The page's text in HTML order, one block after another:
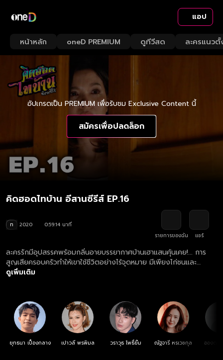
แอป
หน้าหลัก oneD PREMIUM ดูทีวีสด ละครแนวตั้
อัปเกรดเป็น PREMIUM เพื่อรับชม Exclusive Content นี้
สมัครเพื่อปลดล็อก
คิดฮอดไทบ้าน อีสานซีรีส์ EP.16
ท 2020
0:59:14 นาที
รายการของฉัน
แชร์
ละครรักมีอุปสรรคพร้อมกลิ่นอายบรรยากาศบ้านเฮาแสนคุ้นเคย!... การ
สูญเสียครอบครัวทำให้เขาใช้ชีวิตอย่างไร้จุดหมาย มีเพียงไก่ชนและ
จักรยานเก่าคู่ใจ ชีวิตในแต่ละวันผ่านไปอย่างง่ายดายขอแค่มีเหล้า ผอง
แสนเฉื่อยชาเพื่อลุกขึ้นมาพิสูจน์ตัวเองก่อนที่จะสายเกินไป!
ดูเพิ่มเติม
ยุทธนา เปื้องกลาง เปาวลี พรพิมล วราวุธ โพธิ์ยิ้ม ณัฐจารี หรเวชกุล อองตว